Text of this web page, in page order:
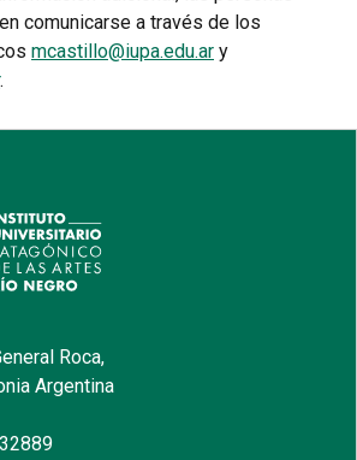
comunicarse a través de los
mcastillo@iupa.edu.ar y
.
Roca,
Argentina